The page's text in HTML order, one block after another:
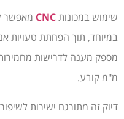
שימוש במכונותCNC מאפשר
מספק מענה לדרישות
מ"מ קובע.
דיוק זה מתורגם ישירות